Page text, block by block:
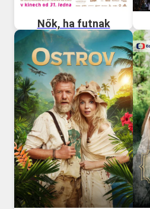
Nők, ha futnak